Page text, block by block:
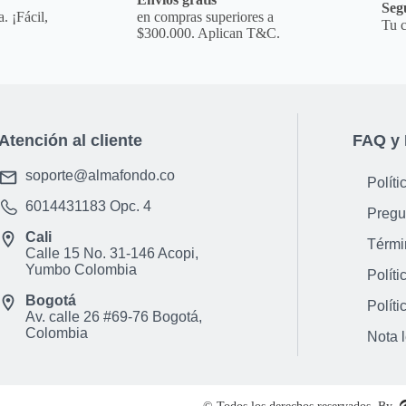
¡Fácil,
en compras superiores a
$300.000. Aplican T&C.
Tu
al cliente
soporte@almafondo.co
6014431183Opc. 4
Cali
Calle 15 No. 31-146 Acopi,
Yumbo Colombia
Bogotá
Av. calle 26 #69-76 Bogotá,
Colombia
FAQ y
Nota